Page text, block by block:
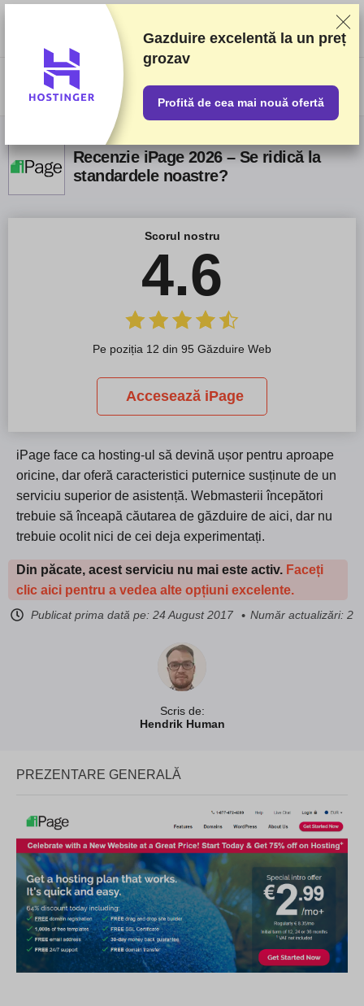
Clasificăm furnizorii pe baza unor teste și analize riguroase, dar luăm în
considerare și feedbackul vostru și acordurile comerciale pe care le avem
cu furnizorii. Această pagină conține link-uri de afiliat.Informare privind
publicitatea
US$
Recenzie iPage 2026 – Se ridică la
standardele noastre?
Scris de:
Hendrik Human
iPage face ca hosting-ul să devină ușor pentru aproape
oricine, dar oferă caracteristici puternice susținute de un
serviciu superior de asistență. Webmasterii începători
trebuie să înceapă căutarea de găzduire de aici, dar nu
trebuie ocolit nici de cei deja experimentați.
Din păcate, acest serviciu nu mai este activ. Faceți
clic aici pentru a vedea alte opțiuni excelente.
Publicat prima dată pe: 24 August 2017 Număr actualizări: 2
Scorul nostru
4.6
Pe poziția 12 din 95 Găzduire Web
Accesează iPage
PREZENTARE GENERALĂ
Gazduire excelentă la un preț
grozav
Profită de cea mai nouă ofertă